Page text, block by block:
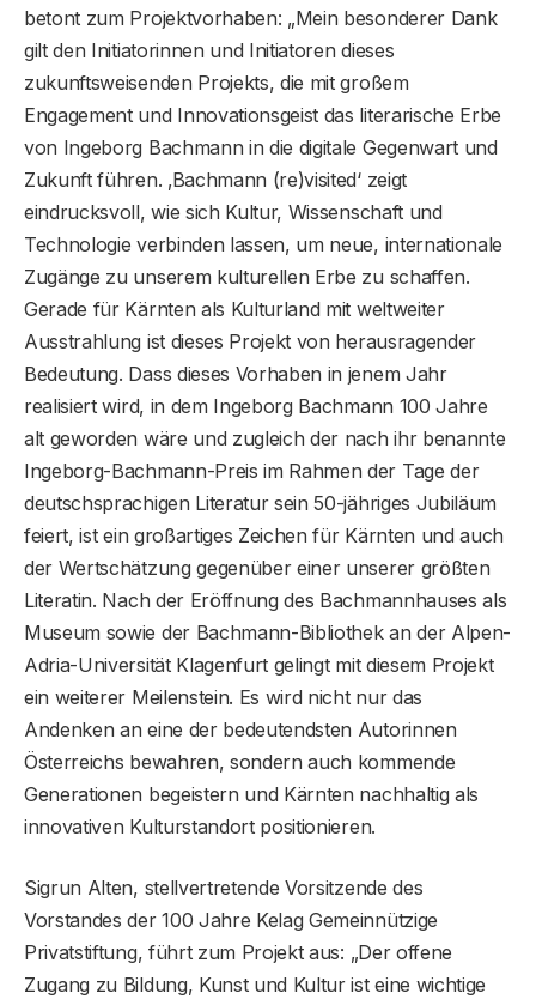
betont zum Projektvorhaben: „Mein besonderer Dank
gilt den Initiatorinnen und Initiatoren dieses
zukunftsweisenden Projekts, die mit großem
Engagement und Innovationsgeist das literarische Erbe
von Ingeborg Bachmann in die digitale Gegenwart und
Zukunft führen. ‚Bachmann (re)visited‘ zeigt
eindrucksvoll, wie sich Kultur, Wissenschaft und
Technologie verbinden lassen, um neue, internationale
Zugänge zu unserem kulturellen Erbe zu schaffen.
Gerade für Kärnten als Kulturland mit weltweiter
Ausstrahlung ist dieses Projekt von herausragender
Bedeutung. Dass dieses Vorhaben in jenem Jahr
realisiert wird, in dem Ingeborg Bachmann 100 Jahre
alt geworden wäre und zugleich der nach ihr benannte
Ingeborg-Bachmann-Preis im Rahmen der Tage der
deutschsprachigen Literatur sein 50-jähriges Jubiläum
feiert, ist ein großartiges Zeichen für Kärnten und auch
der Wertschätzung gegenüber einer unserer größten
Literatin. Nach der Eröffnung des Bachmannhauses als
Museum sowie der Bachmann-Bibliothek an der Alpen-
Adria-Universität Klagenfurt gelingt mit diesem Projekt
ein weiterer Meilenstein. Es wird nicht nur das
Andenken an eine der bedeutendsten Autorinnen
Österreichs bewahren, sondern auch kommende
Generationen begeistern und Kärnten nachhaltig als
innovativen Kulturstandort positionieren.
Sigrun Alten, stellvertretende Vorsitzende des
Vorstandes der 100 Jahre Kelag Gemeinnützige
Privatstiftung, führt zum Projekt aus: „Der offene
Zugang zu Bildung, Kunst und Kultur ist eine wichtige